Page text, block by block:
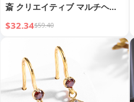
斎 クリエイティブ マルチヘッ
ド レストラン バー シングルヘ
$32.34$59.40